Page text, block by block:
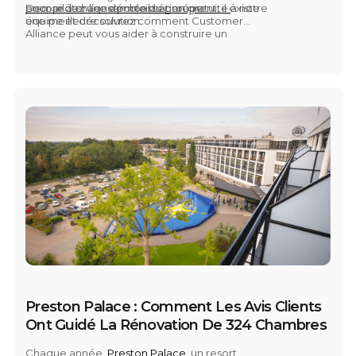
pour piloter l’ensemble du groupe.
encore à chaque portail séparément, il existe
une meilleure solution.
Demandez une démonstration gratuiteà notre
équipe et découvrez comment Customer
Alliance peut vous aider à construire un
Preston Palace : Comment Les Avis Clients
Ont Guidé La Rénovation De 324 Chambres
Chaque année, Preston Palace , un resort